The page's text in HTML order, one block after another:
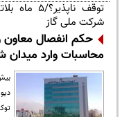
توقف
شرکت ملی گاز
حکم انفصال معاون
محاسبات وارد میدان